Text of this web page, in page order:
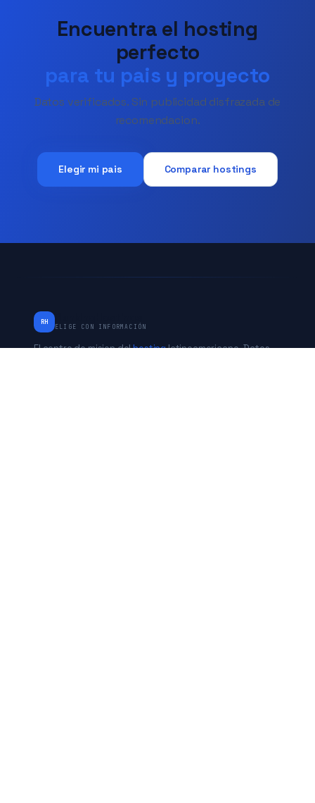
Encuentra el hosting
perfecto
para tu pais y proyecto
Datos verificados. Sin publicidad disfrazada de
recomendacion.
Elegir mi pais Comparar hostings
RH
ELIGE CON INFORMACIÓN
El centro de mision delhostinglatinoamericano. Datos